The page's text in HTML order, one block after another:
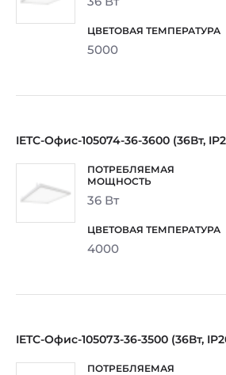
5000
IETC-Офис-105074-36-3600 (36Вт,
36 Вт
4000
IETC-Офис-105073-36-3500 (36Вт,